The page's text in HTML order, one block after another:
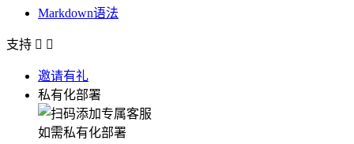
Markdown语法
支持  
邀请有礼
私有化部署
如需私有化部署